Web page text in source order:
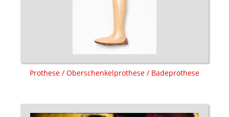
Prothese / Oberschenkelprothese / Badeprothese